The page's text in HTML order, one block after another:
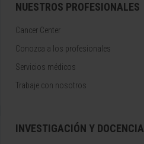
NUESTROS PROFESIONALES
Cancer Center
Conozca a los profesionales
Servicios médicos
Trabaje con nosotros
INVESTIGACIÓN Y DOCENCIA